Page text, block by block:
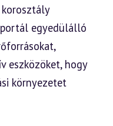
egyedülálló
eszközöket, hogy
környezetet